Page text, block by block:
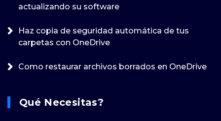
actualizando su software
Haz copia de seguridad automática de tus
carpetas con OneDrive
Como restaurar archivos borrados en OneDrive
Qué Necesitas?